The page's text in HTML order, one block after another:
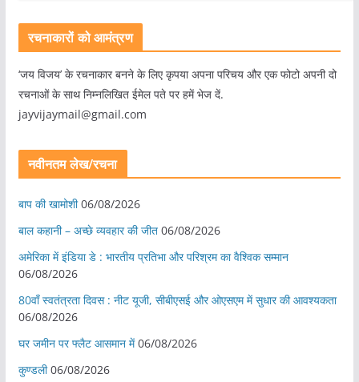
रचनाकारों को आमंत्रण
‘जय विजय’ के रचनाकार बनने के लिए कृपया अपना परिचय और एक फोटो अपनी दो
रचनाओं के साथ निम्नलिखित ईमेल पते पर हमें भेज दें.
jayvijaymail@gmail.com
नवीनतम लेख/रचना
बाप की खामोशी 06/08/2026
बाल कहानी – अच्छे व्यवहार की जीत 06/08/2026
अमेरिका में इंडिया डे : भारतीय प्रतिभा और परिश्रम का वैश्विक सम्मान
06/08/2026
80वाँ स्वतंत्रता दिवस : नीट यूजी, सीबीएसई और ओएसएम में सुधार की आवश्यकता
06/08/2026
घर जमीन पर फ्लैट आसमान में 06/08/2026
कुण्डली 06/08/2026